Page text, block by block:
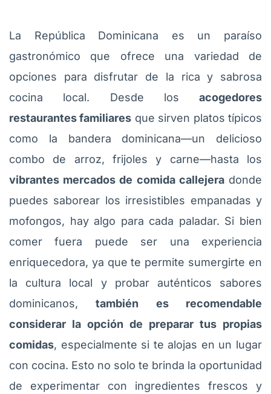
La República Dominicana es un paraíso
gastronómico que ofrece una variedad de
opciones para disfrutar de la rica y sabrosa
cocina local. Desde los acogedores
restaurantes familiares que sirven platos típicos
como la bandera dominicana—un delicioso
combo de arroz, frijoles y carne—hasta los
vibrantes mercados de comida callejeradonde
puedes saborear los irresistibles empanadas y
mofongos, hay algo para cada paladar. Si bien
comer fuera puede ser una experiencia
enriquecedora, ya que te permite sumergirte en
la cultura local y probar auténticos sabores
dominicanos,también es recomendable
considerar la opción de preparar tus propias
comidas, especialmente si te alojas en un lugar
con cocina. Esto no solo te brinda la oportunidad
de experimentar con ingredientes frescos y